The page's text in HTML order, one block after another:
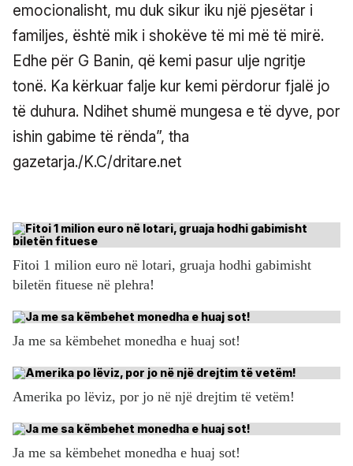
emocionalisht, mu duk sikur iku një pjesëtar i
familjes, është mik i shokëve të mi më të mirë.
Edhe për G Banin, që kemi pasur ulje ngritje
tonë. Ka kërkuar falje kur kemi përdorur fjalë jo
të duhura. Ndihet shumë mungesa e të dyve, por
ishin gabime të rënda”, tha
gazetarja./K.C/dritare.net
Fitoi 1 milion euro në lotari, gruaja hodhi gabimisht
biletën fituese në plehra!
Ja me sa këmbehet monedha e huaj sot!
Amerika po lëviz, por jo në një drejtim të vetëm!
Ja me sa këmbehet monedha e huaj sot!